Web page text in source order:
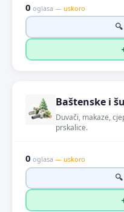
0 oglasa — uskoro
Baštenske i
Duvači, makaze,
prskalice.
0 oglasa — uskoro